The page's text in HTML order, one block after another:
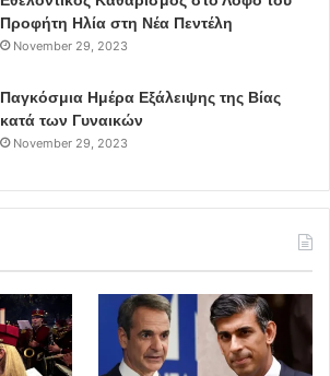
Προφήτη Ηλία στη Νέα Πεντέλη
November 29, 2023
Παγκόσμια Ημέρα Εξάλειψης της Βίας
κατά των Γυναικών
November 29, 2023